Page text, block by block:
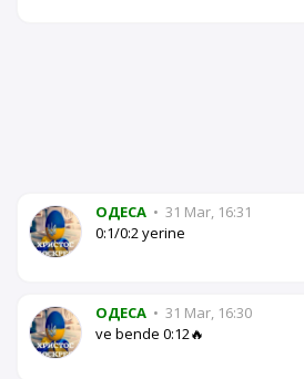
OДЕСА • 31 Mar, 16:31
0:1/0:2 yerine
OДЕСА • 31 Mar, 16:30
ve bende 0:12🔥